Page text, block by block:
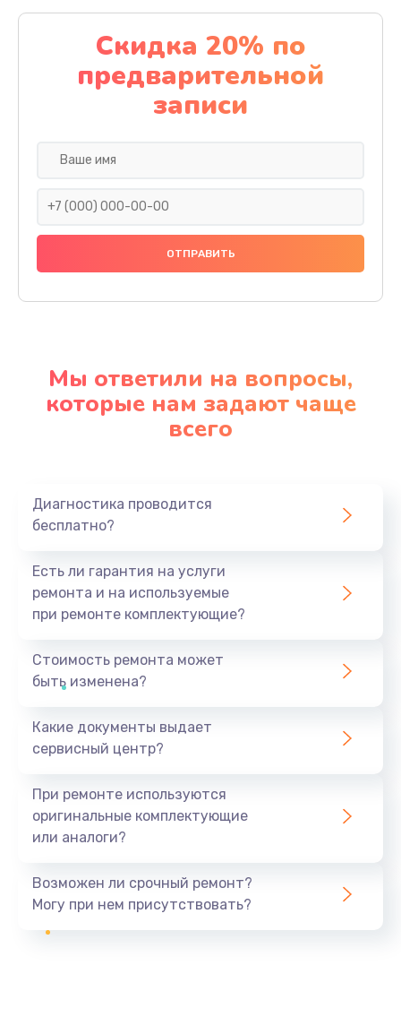
Скидка 20% по
предварительной
записи
Мы ответили на вопросы,
которые нам задают чаще
всего
Диагностика проводится
бесплатно?
Есть ли гарантия на услуги
ремонта и на используемые
при ремонте комплектующие?
Стоимость ремонта может
быть изменена?
Какие документы выдает
сервисный центр?
При ремонте используются
оригинальные комплектующие
или аналоги?
Возможен ли срочный ремонт?
Могу при нем присутствовать?